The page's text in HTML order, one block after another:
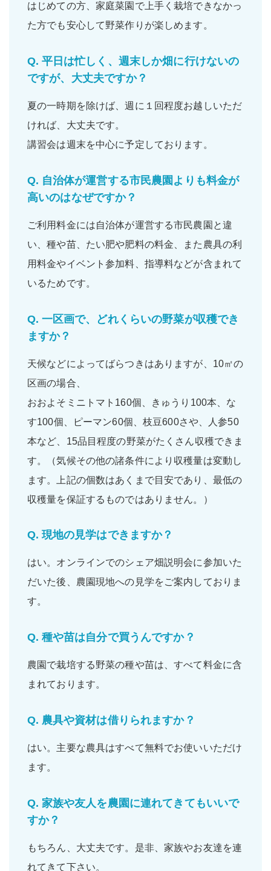
はじめての方、家庭菜園で上手く栽培できなかっ
た方でも安心して野菜作りが楽しめます。
Q. 平日は忙しく、週末しか畑に行けないの
ですが、大丈夫ですか？
夏の一時期を除けば、週に１回程度お越しいただ
ければ、大丈夫です。
講習会は週末を中心に予定しております。
Q. 自治体が運営する市民農園よりも料金が
高いのはなぜですか？
ご利用料金には自治体が運営する市民農園と違
い、種や苗、 たい肥や肥料の料金 、また 農具の利
用料金やイベント参加料 指導料などが含まれて
いるためです。
Q. 一区画で、どれくらいの野菜が収穫でき
ますか？
天候などによってばらつきはありますが、10㎡の
区画の場合、
おおよそ ミニトマト160個 きゅうり100本
な
す100個
ピーマン60個 枝豆600さや、
人参50
本など、 15品目程度の野菜がたくさん収穫できま
す。（気候その他の諸条件により収穫量は変動し
ます。上記の個数はあくまで目安であり、最低の
収穫量を保証するものではありません。）
Q. 現地の見学はできますか？
はい。 オンラインでのシェア畑説明会に参加いた
だいた後、農園現地への 見学をご案内 しておりま
す。
Q. 種や苗は自分で買うんですか？
農園で栽培する野菜の種や苗は、すべて料金に含
まれております。
Q. 農具や資材は借りられますか？
はい。主要な農具はすべて無料でお使いいただけ
ます。
Q. 家族や友人を農園に連れてきてもいいで
すか？
もちろん、大丈夫です。是非、 家族やお友達を連
れてきて下さい。